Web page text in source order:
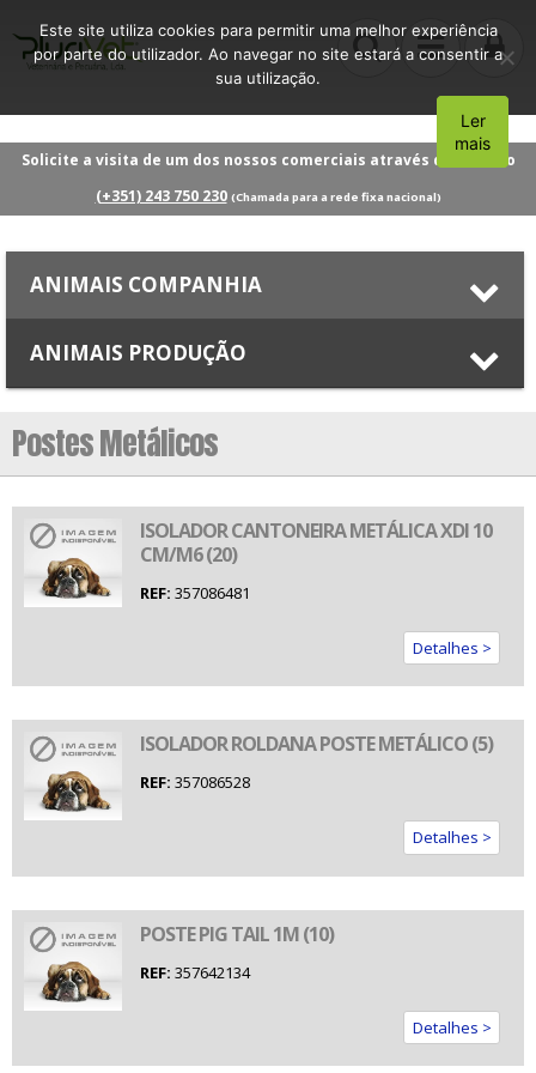
Solicite a visita de um dos nossos comerciais através do número
(+351) 243 750 230 (Chamada para a rede fixa nacional)
ANIMAIS COMPANHIA
ANIMAIS PRODUÇÃO
Postes Metálicos
ISOLADOR CANTONEIRA METÁLICA XDI 10
CM/M6 (20)
REF: 357086481
Detalhes >
ISOLADOR ROLDANA POSTE METÁLICO (5)
REF: 357086528
Detalhes >
POSTE PIG TAIL 1M (10)
REF: 357642134
Detalhes >
Este site utiliza cookies para permitir uma melhor experiência
por parte do utilizador. Ao navegar no site estará a consentir a
sua utilização.
Aceito
Ler
mais